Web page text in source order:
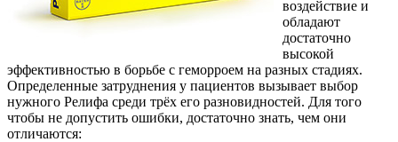
воздействие и
обладают
достаточно
высокой
эффективностью в борьбе с геморроем на разных стадиях.
Определенные затруднения у пациентов вызывает выбор
нужного Релифа среди трёх его разновидностей. Для того
чтобы не допустить ошибки, достаточно знать, чем они
отличаются: